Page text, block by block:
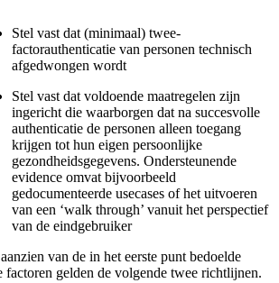
Stel vast dat (minimaal) twee-
factorauthenticatie van personen technisch
afgedwongen wordt
Stel vast dat voldoende maatregelen zijn
ingericht die waarborgen dat na succesvolle
authenticatie de personen alleen toegang
krijgen tot hun eigen persoonlijke
gezondheidsgegevens. Ondersteunende
evidence omvat bijvoorbeeld
gedocumenteerde usecases of het uitvoeren
van een ‘walk through’ vanuit het perspectief
van de eindgebruiker
van de in het eerste punt bedoelde
factoren gelden de volgende twee richtlijnen.